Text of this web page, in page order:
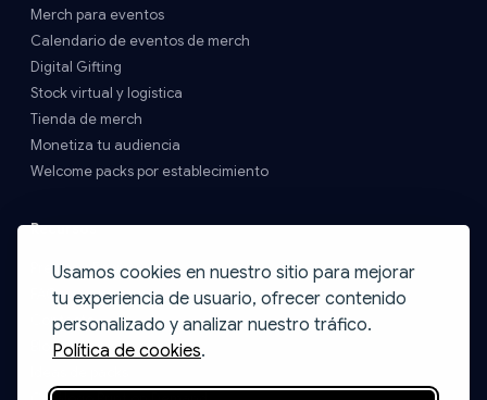
Usamos cookies en nuestro sitio para mejorar
tu experiencia de usuario, ofrecer contenido
personalizado y analizar nuestro tráfico.
Política de cookies.
Merch para eventos
Calendario de eventos de merch
Digital Gifting
Stock virtual y logística
Tienda de merch
Monetiza tu audiencia
Welcome packs por establecimiento
Recursos
Precios y Envíos
FAQs
Contacto
Blog